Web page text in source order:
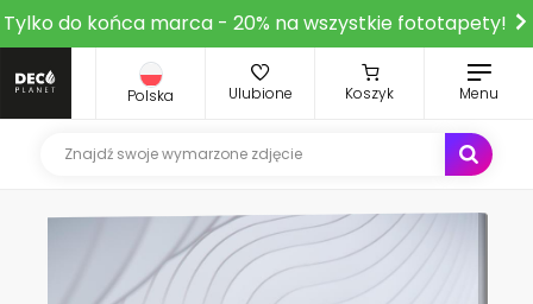
Tylko do końca marca - 20% na wszystkie fototapety!
Polska Ulubione Koszyk Menu